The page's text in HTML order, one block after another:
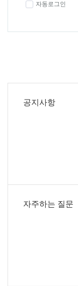
자동로그인
공지사항
자주하는 질문